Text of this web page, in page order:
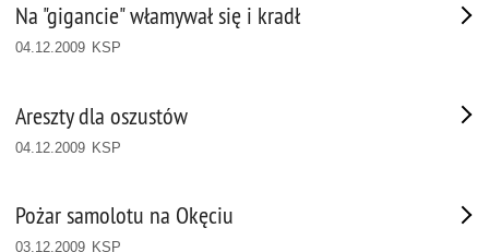
Na "gigancie" włamywał się i kradł
04.12.2009 KSP
Areszty dla oszustów
04.12.2009 KSP
Pożar samolotu na Okęciu
03.12.2009 KSP